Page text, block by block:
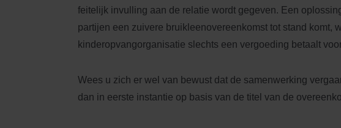
feitelijk invulling aan de relatie wordt gegeven. Een
partijen een zuivere bruikleenovereenkomst tot stand komt,
kinderopvangorganisatie slechts een vergoeding betaalt
Wees u zich er wel van bewust dat de samenwerking
dan in eerste instantie op basis van de titel van de